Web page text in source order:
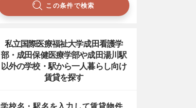
この条件で検索
私立国際医療福祉大学成田看護学
部・成田保健医療学部や成田湯川駅
以外の学校・駅から一人暮らし向け
賃貸を探す